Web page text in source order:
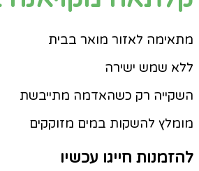
מתאימה לאזור מואר בבית
ללא שמש ישירה
השקייה רק כשהאדמה מתייבשת
מומלץ להשקות במים מזוקקים
להזמנות חייגו עכשיו